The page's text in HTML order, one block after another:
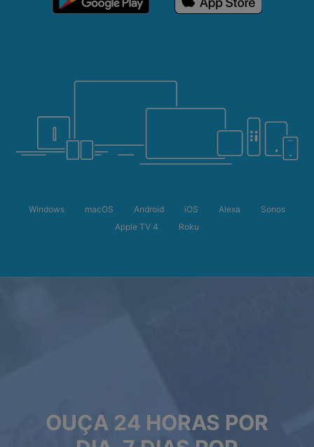
Windows macOS Android iOS Alexa
Sonos
Apple TV 4
Roku
OUÇA 24 HORAS POR